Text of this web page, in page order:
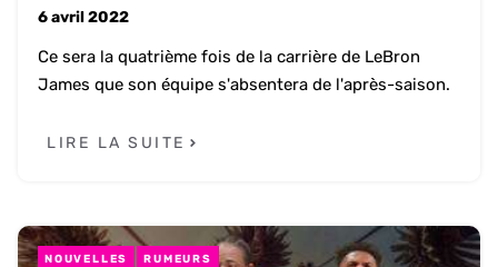
6 avril 2022
Ce sera la quatrième fois de la carrière de LeBron
James que son équipe s'absentera de l'après-saison.
LIRE LA SUITE
NOUVELLES RUMEURS